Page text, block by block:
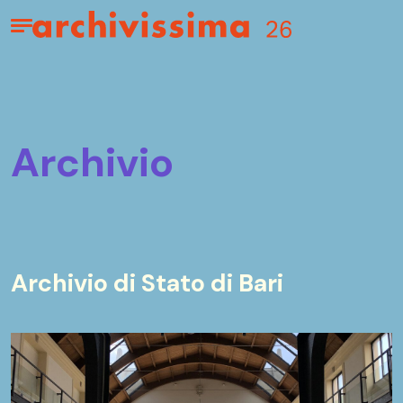
Home page
Apri il menu
archivio
Archivio di Stato di Bari